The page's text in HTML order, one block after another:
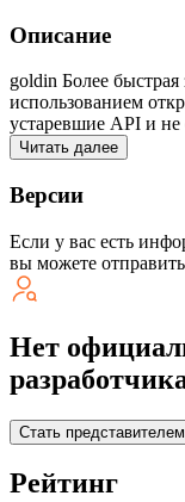
Описание
goldin Более
использованием
устаревшие API и не
Читать далее
Версии
Если у вас есть
вы можете
Нет
Стать представителем
Рейтинг